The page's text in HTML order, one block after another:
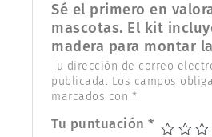
Sé el primero en
mascotas. El kit
madera para montar
Tu dirección de correo
publicada. Los campos
marcados con *
Tu puntuación*